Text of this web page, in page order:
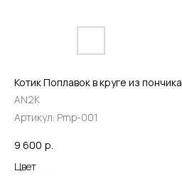
Котик Поплавок в круге из пончика
AN2K
Артикул: Pmp-001
9 600 р.
Цвет